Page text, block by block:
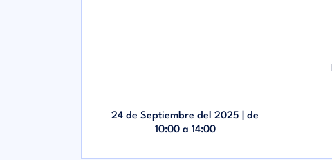
24 de Septiembre del 2025 | de
10:00a 14:00